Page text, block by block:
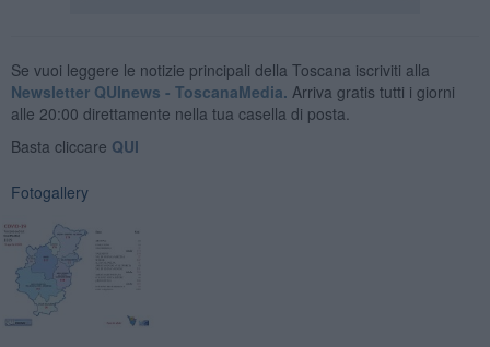
Se vuoi leggere le notizie principali della Toscana iscriviti alla
Newsletter QUInews - ToscanaMedia. Arriva gratis tutti i giorni
alle 20:00 direttamente nella tua casella di posta.
Basta cliccare QUI
Fotogallery